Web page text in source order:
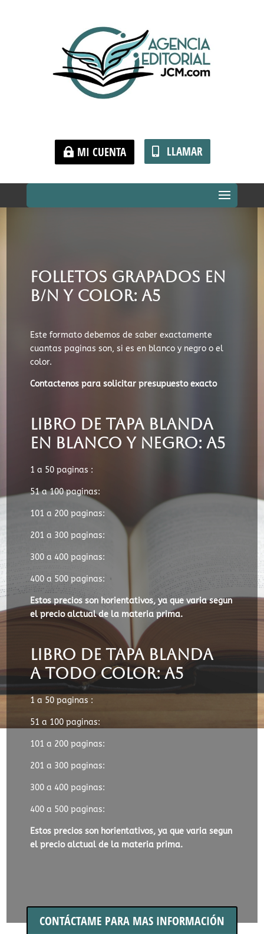
MI CUENTA LLAMAR
Folletos Grapados en
B/N y color: A5
Este formato debemos de saber exactamente
cuantas paginas son, si es en blanco y negro o el
color.
Contactenos para solicitar presupuesto exacto
libro de tapa blanda
en blanco y negro: A5
1 a 50 paginas :
51 a 100 paginas:
101 a 200 paginas:
201 a 300 paginas:
300 a 400 paginas:
400 a 500 paginas:
Estos precios son horientativos, ya que varia segun
el precio alctual de la materia prima.
libro de tapa blanda
a todo color: A5
1 a 50 paginas :
51 a 100 paginas:
101 a 200 paginas:
201 a 300 paginas:
300 a 400 paginas:
400 a 500 paginas:
Estos precios son horientativos, ya que varia segun
el precio alctual de la materia prima.
CONTÁCTAME PARA MAS INFORMACIÓN